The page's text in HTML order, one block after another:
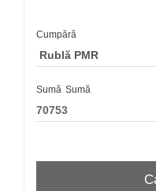
Cumpără
Sumă Sumă